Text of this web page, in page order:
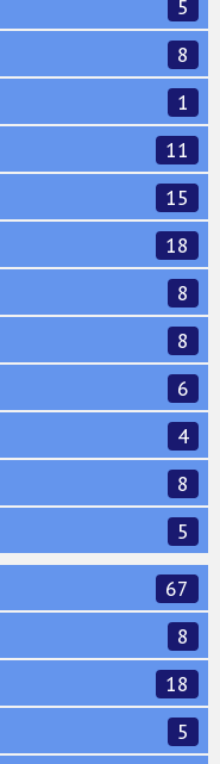
5
8
1
11
15
18
8
8
6
4
8
5
67
8
18
5